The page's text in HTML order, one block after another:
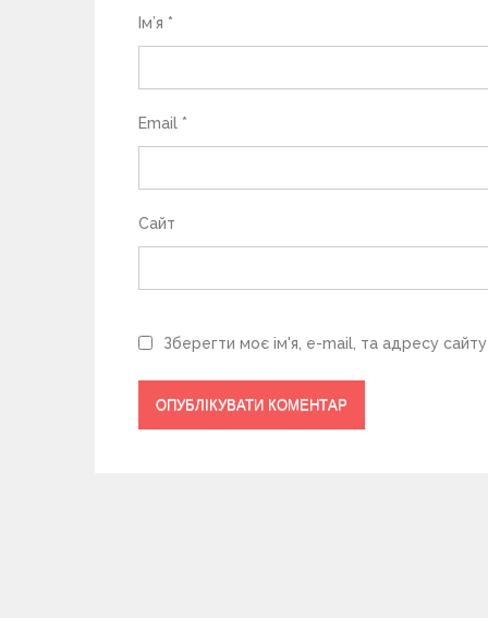
с
і
в
Ім’я *
Email *
Сайт
Зберегти моє ім'я, e-mail, та адресу